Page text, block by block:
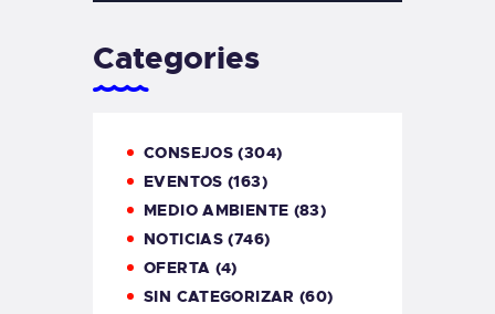
Categories
CONSEJOS (304)
EVENTOS (163)
MEDIO AMBIENTE (83)
NOTICIAS (746)
OFERTA (4)
SIN CATEGORIZAR (60)